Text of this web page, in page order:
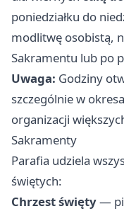
poniedziałku do
modlitwę osobistą,
Sakramentu lub po
Uwaga: Godziny
szczególnie w
organizacji
Sakramenty
Parafia udziela
świętych:
Chrzest święty—